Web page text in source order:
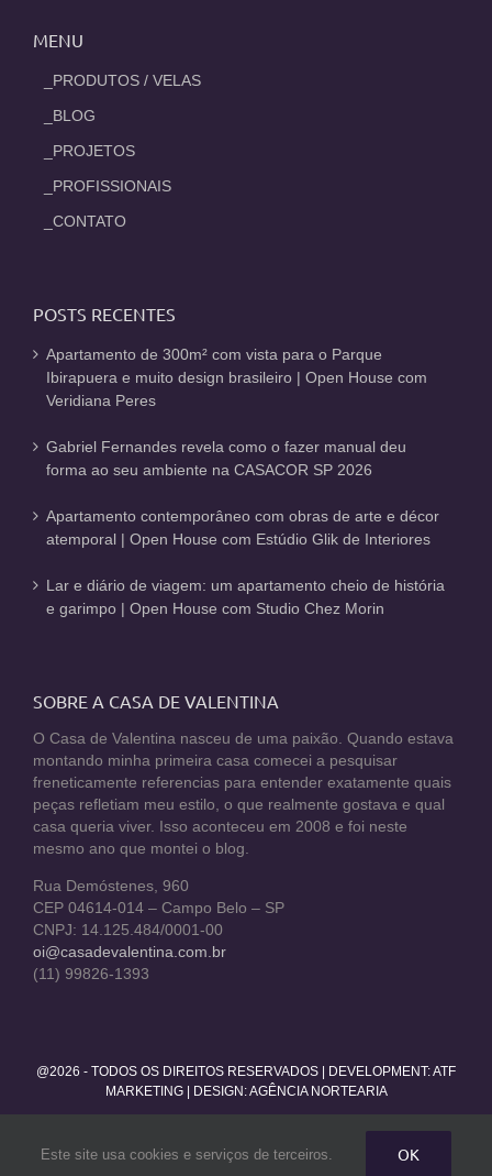
MENU
_PRODUTOS / VELAS
_BLOG
_PROJETOS
_PROFISSIONAIS
_CONTATO
POSTS RECENTES
Apartamento de 300m² com vista para o Parque
Ibirapuera e muito design brasileiro | Open House com
Veridiana Peres
Gabriel Fernandes revela como o fazer manual deu
forma ao seu ambiente na CASACOR SP 2026
Apartamento contemporâneo com obras de arte e décor
atemporal | Open House com Estúdio Glik de Interiores
Lar e diário de viagem: um apartamento cheio de história
e garimpo | Open House com Studio Chez Morin
SOBRE A CASA DE VALENTINA
O Casa de Valentina nasceu de uma paixão. Quando estava
montando minha primeira casa comecei a pesquisar
freneticamente referencias para entender exatamente quais
peças refletiam meu estilo, o que realmente gostava e qual
casa queria viver. Isso aconteceu em 2008 e foi neste
mesmo ano que montei o blog.
Rua Demóstenes, 960
CEP 04614-014 – Campo Belo – SP
CNPJ: 14.125.484/0001-00
oi@casadevalentina.com.br
(11) 99826-1393
@2026 - TODOS OS DIREITOS RESERVADOS | DEVELOPMENT:ATF
MARKETING| DESIGN: AGÊNCIA NORTEARIA
FacebookTwitterInstagramPinterestYouTube
Este site usa cookies e serviços de terceiros. OK